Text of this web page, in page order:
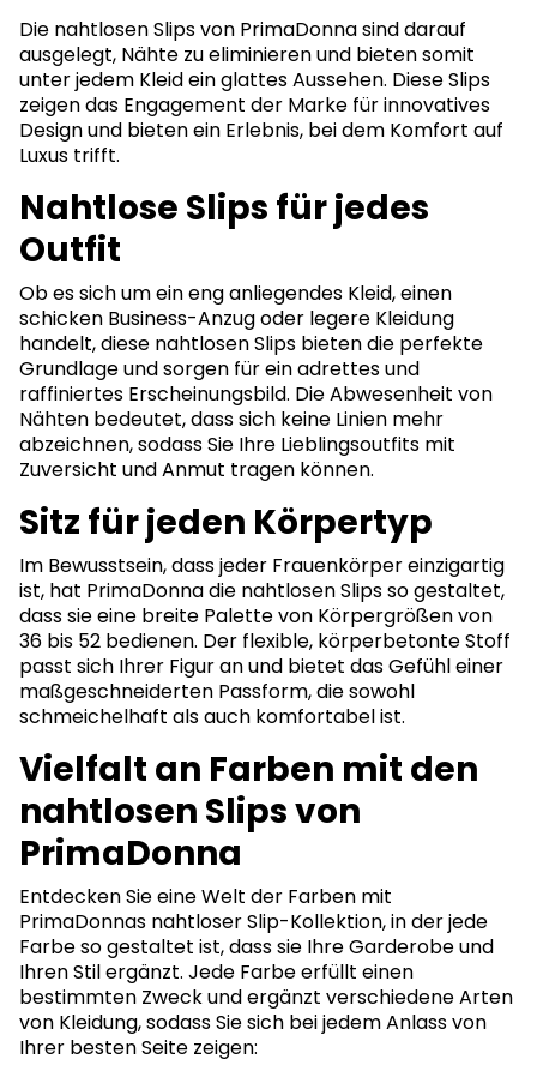
Die nahtlosen Slips von PrimaDonna sind darauf
ausgelegt, Nähte zu eliminieren und bieten somit
unter jedem Kleid ein glattes Aussehen. Diese Slips
zeigen das Engagement der Marke für innovatives
Design und bieten ein Erlebnis, bei dem Komfort auf
Luxus trifft.
Nahtlose Slips für jedes
Outfit
Ob es sich um ein eng anliegendes Kleid, einen
schicken Business-Anzug oder legere Kleidung
handelt, diese nahtlosen Slips bieten die perfekte
Grundlage und sorgen für ein adrettes und
raffiniertes Erscheinungsbild. Die Abwesenheit von
Nähten bedeutet, dass sich keine Linien mehr
abzeichnen, sodass Sie Ihre Lieblingsoutfits mit
Zuversicht und Anmut tragen können.
Sitz für jeden Körpertyp
Im Bewusstsein, dass jeder Frauenkörper einzigartig
ist, hat PrimaDonna die nahtlosen Slips so gestaltet,
dass sie eine breite Palette von Körpergrößen von
36 bis 52 bedienen. Der flexible, körperbetonte Stoff
passt sich Ihrer Figur an und bietet das Gefühl einer
maßgeschneiderten Passform, die sowohl
schmeichelhaft als auch komfortabel ist.
Vielfalt an Farben mit den
nahtlosen Slips von
PrimaDonna
Entdecken Sie eine Welt der Farben mit
PrimaDonnas nahtloser Slip-Kollektion, in der jede
Farbe so gestaltet ist, dass sie Ihre Garderobe und
Ihren Stil ergänzt. Jede Farbe erfüllt einen
bestimmten Zweck und ergänzt verschiedene Arten
von Kleidung, sodass Sie sich bei jedem Anlass von
Ihrer besten Seite zeigen: